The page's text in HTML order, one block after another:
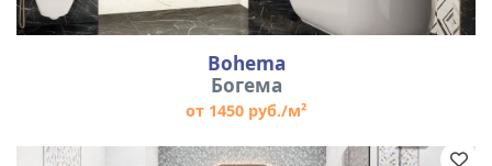
Bohema
Богема
от 1450 руб./м²